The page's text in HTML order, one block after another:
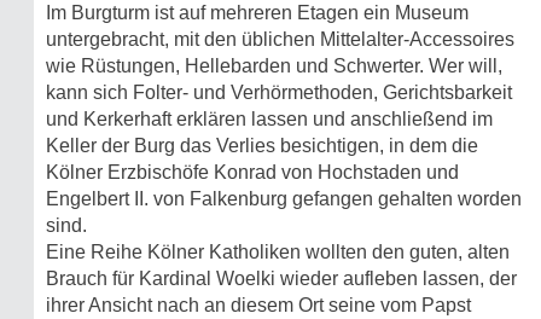
Im Burgturm ist auf mehreren Etagen ein Museum
untergebracht, mit den üblichen Mittelalter-Accessoires
wie Rüstungen, Hellebarden und Schwerter. Wer will,
kann sich Folter- und Verhörmethoden, Gerichtsbarkeit
und Kerkerhaft erklären lassen und anschließend im
Keller der Burg das Verlies besichtigen, in dem die
Kölner Erzbischöfe Konrad von Hochstaden und
Engelbert II. von Falkenburg gefangen gehalten worden
sind.
Eine Reihe Kölner Katholiken wollten den guten, alten
Brauch für Kardinal Woelki wieder aufleben lassen, der
ihrer Ansicht nach an diesem Ort seine vom Papst